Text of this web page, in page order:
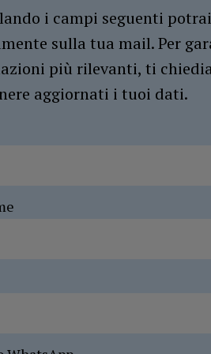
i campi seguenti
sulla tua mail. Per
più rilevanti, ti
aggiornati i tuoi dati.